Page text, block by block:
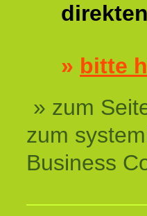
» bitte
» zum
zum
Business